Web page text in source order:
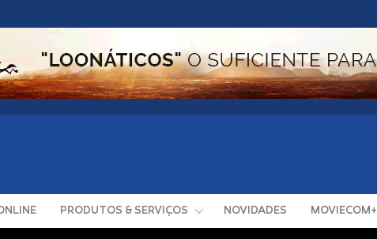
PRODUTOS & SERVIÇOS NOVIDADES MOVIECOM+